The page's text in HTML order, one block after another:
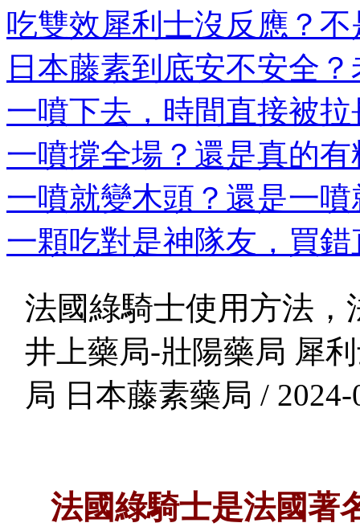
吃雙效犀利士沒反應？
日本藤素到底安不安全
一噴下去，時間直接被
一噴撐全場？還是真的
一噴就變木頭？還是一
一顆吃對是神隊友，買
法國綠騎士使用方法，
井上藥局-壯陽藥局 犀
局 日本藤素藥局 / 2024-
法國綠騎士是法國著